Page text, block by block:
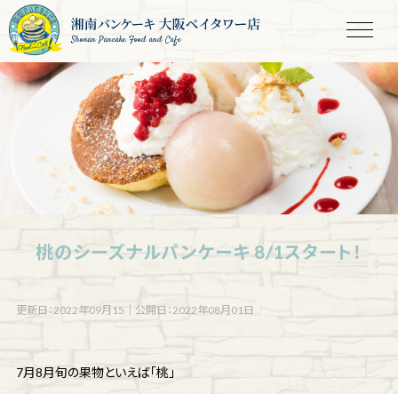
Shonan Pancake Food and Cafe
桃のシーズナルパンケーキ 8/1スタート！
更新日：2022年09月15 公開日：2022年08月01日
7月8月旬の果物といえば「桃」